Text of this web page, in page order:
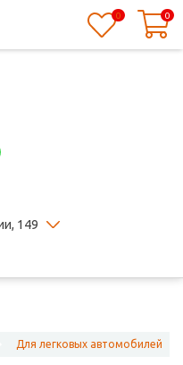
149
0 0
Для легковых автомобилей